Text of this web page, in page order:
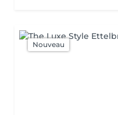
Nouveau